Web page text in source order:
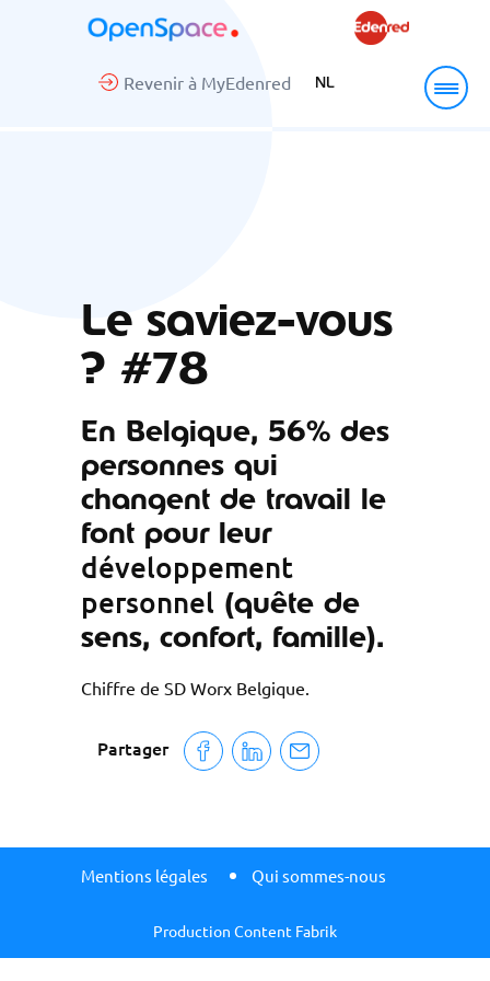
Revenir à MyEdenred NL
Le saviez-vous
? #78
En Belgique, 56% des
personnes qui
changent de travail le
font pour leur
développement
personnel (quête de
sens, confort, famille).
Chiffre de SD Worx Belgique.
Partager
Mentions légales Qui sommes-nous
Production Content Fabrik